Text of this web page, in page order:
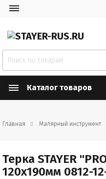
Каталог товаров
Главная Малярный инструмент
Терка STAYER
120x190мм 0812-